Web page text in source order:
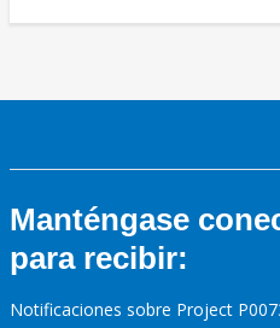
Manténgase
para recibir:
Notificaciones sobre Project